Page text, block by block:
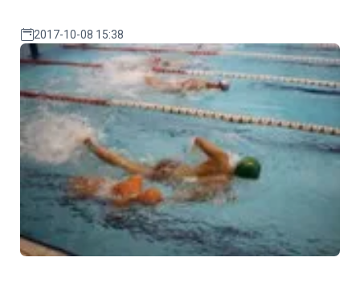
2017-10-08 15:38